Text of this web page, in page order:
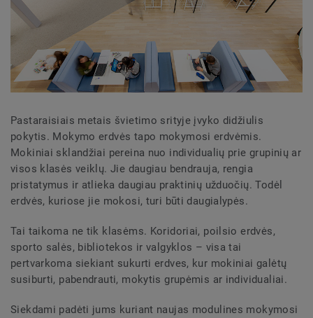
Pastaraisiais metais švietimo srityje įvyko didžiulis
pokytis. Mokymo erdvės tapo mokymosi erdvėmis.
Mokiniai sklandžiai pereina nuo individualių prie grupinių ar
visos klasės veiklų. Jie daugiau bendrauja, rengia
pristatymus ir atlieka daugiau praktinių užduočių. Todėl
erdvės, kuriose jie mokosi, turi būti daugialypės.
Tai taikoma ne tik klasėms. Koridoriai, poilsio erdvės,
sporto salės, bibliotekos ir valgyklos – visa tai
pertvarkoma siekiant sukurti erdves, kur mokiniai galėtų
susiburti, pabendrauti, mokytis grupėmis ar individualiai.
Siekdami padėti jums kuriant naujas modulines mokymosi